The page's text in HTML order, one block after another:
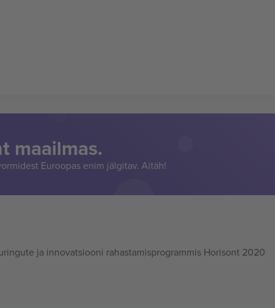
maailmas.
Euroopas enim jälgitav. Aitäh!
ja innovatsiooni rahastamisprogrammis Horisont 2020